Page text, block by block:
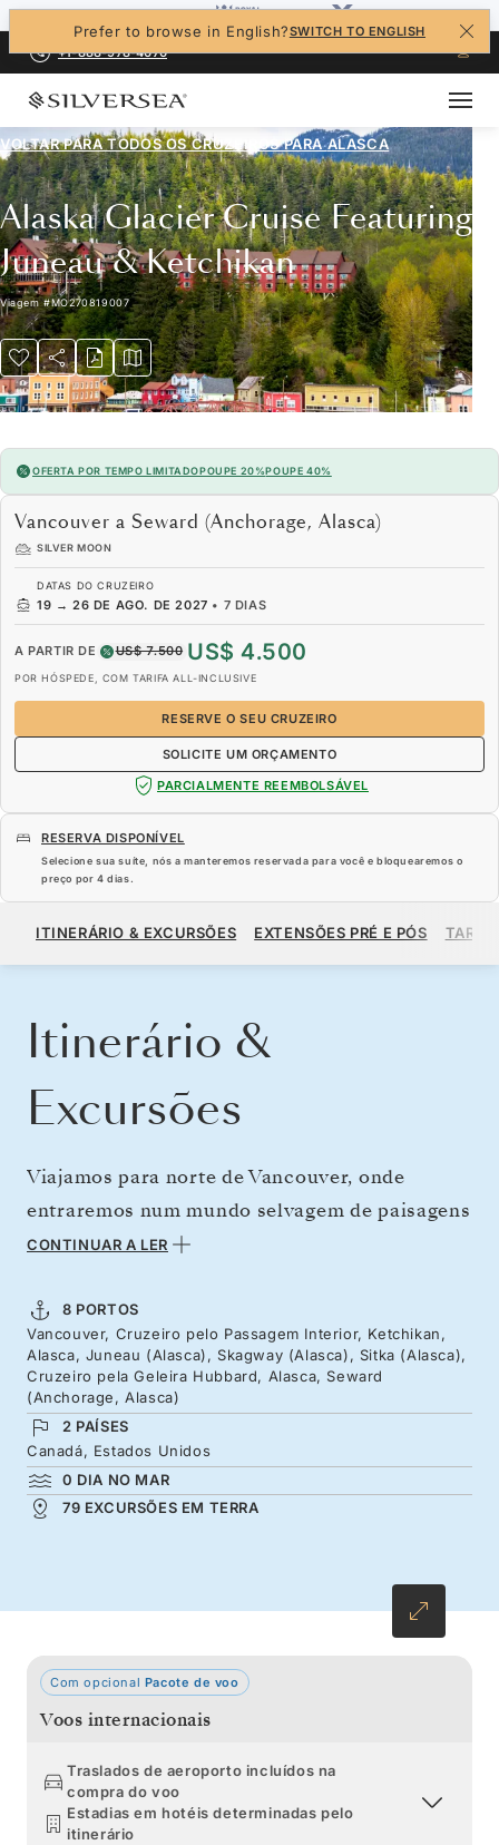
Prefer to browse in English?SWITCH TO ENGLISH
+1-888-978-4070
VOLTAR PARA TODOS OS CRUZEIROS PARAALASCA
Alaska Glacier Cruise Featuring
Juneau & Ketchikan
Viagem#MO270819007
OFERTA POR TEMPO LIMITADOPOUPE 20%POUPE 40%
Vancouver a Seward (Anchorage, Alasca)
SILVER MOON
DATAS DO CRUZEIRO
19 → 26 DE AGO. DE 2027 • 7 DIAS
A PARTIR DE US$ 7.500 US$ 4.500
POR HÓSPEDE, COM TARIFA ALL-INCLUSIVE
RESERVE O SEU CRUZEIRO
SOLICITE UM ORÇAMENTO
PARCIALMENTE REEMBOLSÁVEL
RESERVA DISPONÍVEL
Selecione sua suíte, nós a manteremos reservada para você e bloquearemos o
preço por 4 dias.
A PARTIR DE US$ 4.500
ITINERÁRIO & EXCURSÕES EXTENSÕES PRÉ E PÓS
Itinerário &
Excursões
Viajamos para norte de Vancouver, onde
entraremos num mundo selvagem de paisagens
cinematográficas, onde os picos parecem tocar
através das passagens estreitas repletas de
ilhas da Colúmbia Britânica em direção ao
Alasca, com os seus totens imponentes, igrejas
com cúpulas russas e cidades da época da
Corrida do Ouro. Esta beleza pura é
complementada pelo profundo património
humano. A sua viagem termina antes do
CONTINUAR A LER
8 PORTOS
Vancouver, Cruzeiro pelo Passagem Interior, Ketchikan,
Alasca, Juneau (Alasca), Skagway (Alasca), Sitka (Alasca),
Cruzeiro pela Geleira Hubbard, Alasca, Seward
(Anchorage, Alasca)
2 PAÍSES
Canadá, Estados Unidos
0 DIA NO MAR
79 EXCURSÕES EM TERRA
Com opcional Pacote de voo
Voos internacionais
Traslados de aeroporto incluídos na
compra do voo
Estadias em hotéis determinadas pelo
itinerário